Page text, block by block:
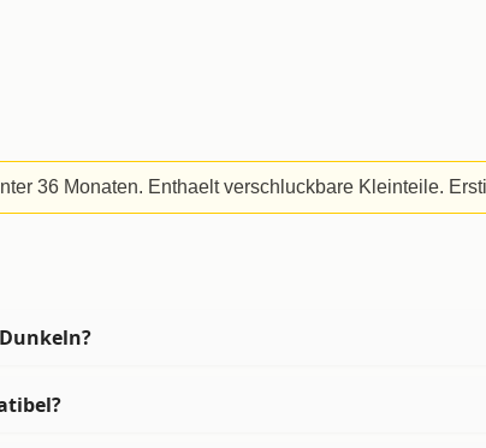
36 Monaten. Enthaelt verschluckbare Kleinteile.